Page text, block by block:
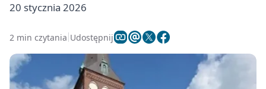
20 stycznia 2026
2 min czytania Udostępnij